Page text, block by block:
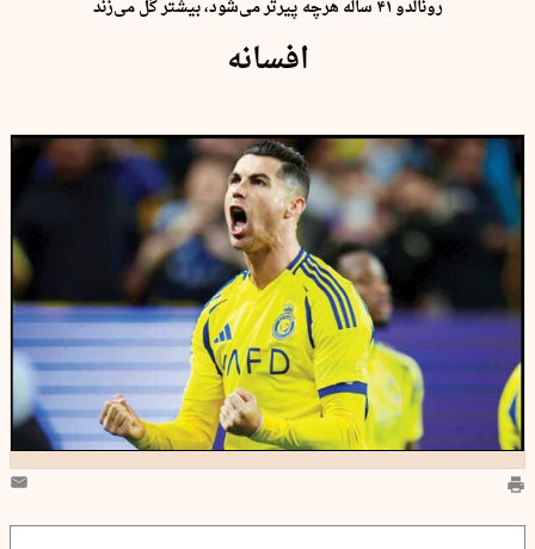
رونالدو ۴۱ ساله هرچه پیرتر می‌شود، بیشتر گل می‌زند
افسانه